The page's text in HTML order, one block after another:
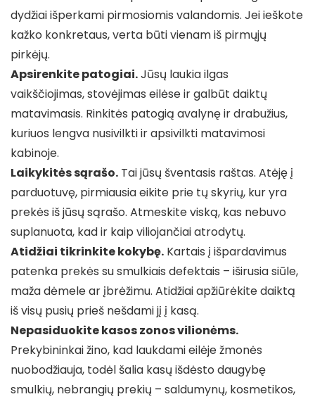
dydžiai išperkami pirmosiomis valandomis. Jei ieškote
kažko konkretaus, verta būti vienam iš pirmųjų
pirkėjų.
Apsirenkite patogiai.Jūsų laukia ilgas
vaikščiojimas, stovėjimas eilėse ir galbūt daiktų
matavimasis. Rinkitės patogią avalynę ir drabužius,
kuriuos lengva nusivilkti ir apsivilkti matavimosi
kabinoje.
Laikykitės sąrašo. Tai jūsų šventasis raštas. Atėję į
parduotuvę, pirmiausia eikite prie tų skyrių, kur yra
prekės iš jūsų sąrašo. Atmeskite viską, kas nebuvo
suplanuota, kad ir kaip viliojančiai atrodytų.
Atidžiai tikrinkite kokybę. Kartais į išpardavimus
patenka prekės su smulkiais defektais – iširusia siūle,
maža dėmele ar įbrėžimu. Atidžiai apžiūrėkite daiktą
iš visų pusių prieš nešdami jį į kasą.
Nepasiduokite kasos zonos vilionėms.
Prekybininkai žino, kad laukdami eilėje žmonės
nuobodžiauja, todėl šalia kasų išdėsto daugybę
smulkių, nebrangių prekių – saldumynų, kosmetikos,